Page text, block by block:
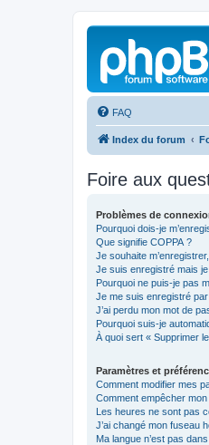
FAQ
Index du forum
Foire aux
Problèmes de
Pourquoi dois-je
Que signifie COPPA ?
Je souhaite
Je suis enregistré mais
Pourquoi ne puis-je pas
Je me suis enregistré
J’ai perdu mon mot de
Pourquoi suis-je
À quoi sert « Supprimer
Paramètres et
Comment modifier mes
Comment empêcher
Les heures ne sont pas
J’ai changé mon fuseau
Ma langue n’est pas